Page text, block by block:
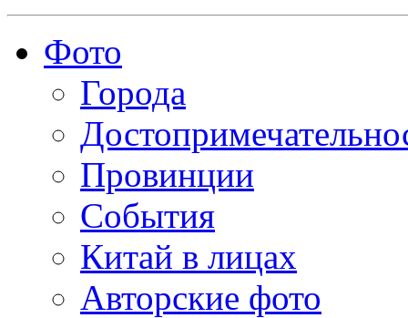
Фото
Города
Провинции
События
Китай в лицах
Авторские фото